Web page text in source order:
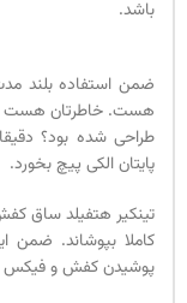
باشد.
هست. خاطرتان هست که
طراحی شده بود؟
پایتان الکی پیچ بخورد.
تینکیر هتفیلد ساق
کاملا بپوشاند. ضمن
پوشیدن کفش و فیکس